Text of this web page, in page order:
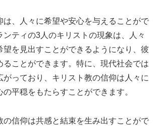
は、人々に希望や安心を与えることがで
ンティの3人のキリストの現象は、人々
望を見出すことができるようになり、彼
ることができます。特に、現代社会では
がっており、キリスト教の信仰は人々に
平穏をもたらすことができます。
の信仰は共感と結束を生み出すことがで